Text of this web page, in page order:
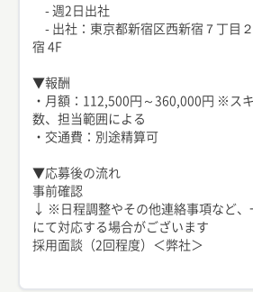
- 週2日出社
- 出社：東京都新宿区西新宿７丁目
宿 4F
▼報酬
・月額：112,500円～360,000円 ※ス
数、担当範囲による
・交通費：別途精算可
▼応募後の流れ
事前確認
↓ ※日程調整やその他連絡事項など、
にて対応する場合がございます
採用面談（2回程度）＜弊社＞